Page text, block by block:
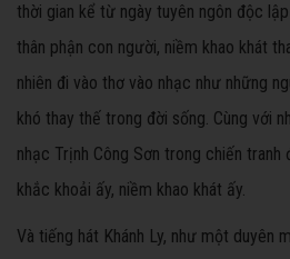
thời gian kể từ ngày tuyên ngôn độc
thân phận con người, niềm khao khát
nhiên đi vào thơ vào nhạc như những
khó thay thế trong đời sống. Cùng với
nhạc Trịnh Công Sơn trong chiến
khắc khoải ấy, niềm khao khát ấy.
Và tiếng hát Khánh Ly, như một duyên